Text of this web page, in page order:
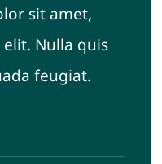
sit amet,
Nulla quis
feugiat.